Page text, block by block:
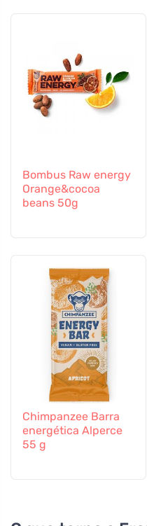
Bombus Raw energy
Orange&cocoa
beans 50g
Chimpanzee Barra
energética Alperce
55 g